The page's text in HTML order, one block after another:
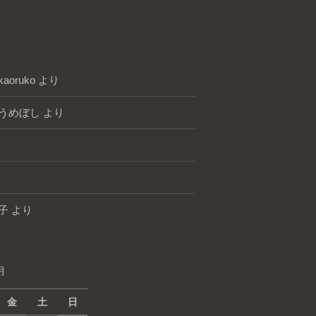
より
うめぼし より
より
金 土 日